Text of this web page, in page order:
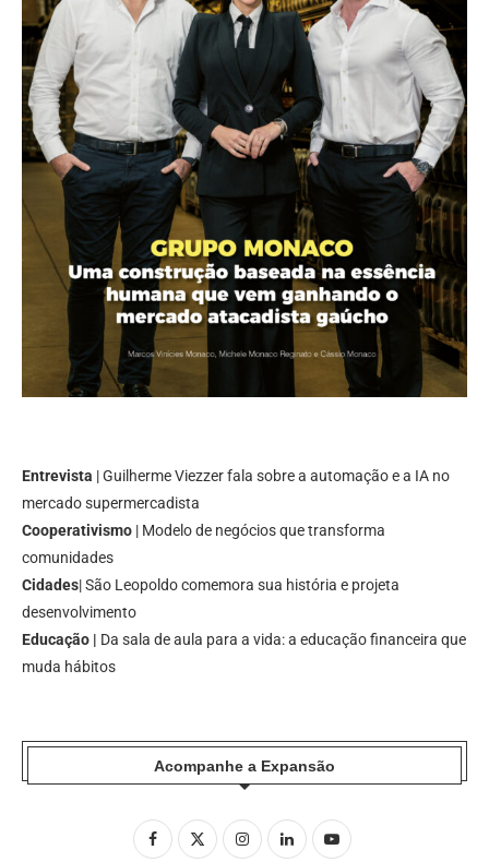
Entrevista | Guilherme Viezzer fala sobre a automação e a IA no
mercado supermercadista
Cooperativismo | Modelo de negócios que transforma
comunidades
Cidades| São Leopoldo comemora sua história e projeta
desenvolvimento
Educação | Da sala de aula para a vida: a educação financeira que
muda hábitos
Acompanhe a Expansão